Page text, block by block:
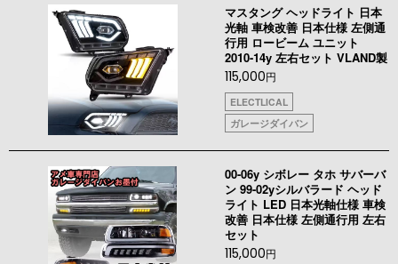
マスタング ヘッドライト 日本
光軸 車検改善 日本仕様 左側通
行用 ロービーム ユニット
2010-14y 左右セット VLAND製
115,000円
ELECTLICAL
ガレージダイバン
00-06y シボレー タホ サバーバ
ン 99-02yシルバラード ヘッド
ライト LED 日本光軸仕様 車検
改善 日本仕様 左側通行用 左右
セット
115,000円